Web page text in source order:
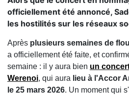
officiellement été annoncé,
les hostilités sur les réseaux
Après plusieurs semaines de
a officiellement été faite, et
semaine : il y aura bien un
Werenoi, qui aura lieu à l'Accor
le 25 mars 2026. Un moment qui